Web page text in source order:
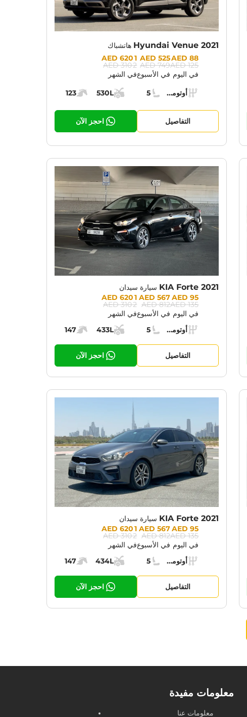
Hyundai Venue 2021 هاتشباك
Prices:
88 AED
125 AED
في اليوم
525 AED
749 AED
في الأسبوع
1 620 AED
2 310 AED
في الشهر
Specs:ناقل الحركة:
أوتوماتيك (AT)
مقاعد:
5
مساحة الشحن:
530L
قوة المحرك:
123
التفاصيل احجز الآن
KIA Forte 2021 سيارة سيدان
Prices:
95 AED
135 AED
في اليوم
567 AED
812 AED
في الأسبوع
1 620 AED
2 310 AED
في الشهر
Specs:ناقل الحركة:
أوتوماتيك (AT)
مقاعد:
5
مساحة الشحن:
433L
قوة المحرك:
147
التفاصيل احجز الآن
KIA Forte 2021 سيارة سيدان
Prices:
95 AED
135 AED
في اليوم
567 AED
812 AED
في الأسبوع
1 620 AED
2 310 AED
في الشهر
Specs:ناقل الحركة:
أوتوماتيك (AT)
مقاعد:
5
مساحة الشحن:
434L
قوة المحرك:
147
التفاصيل احجز الآن
معلومات مفيدة
معلومات عنا